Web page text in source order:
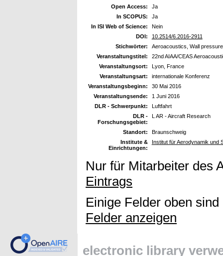
Open Access:
Ja
In SCOPUS:
Ja
In ISI Web of Science:
Nein
DOI:
10.2514/6.2016-2911
Stichwörter:
Aeroacoustics, Wall
Veranstaltungstitel:
22nd AIAA/CEAS
Veranstaltungsort:
Lyon, France
Veranstaltungsart:
internationale Konferenz
Veranstaltungsbeginn:
30 Mai 2016
Veranstaltungsende:
1 Juni 2016
DLR - Schwerpunkt:
Luftfahrt
DLR -
Forschungsgebiet:
L AR - Aircraft Research
Standort:
Braunschweig
Institute &
Einrichtungen:
Institut für Aerodynamik und
Nur für Mitarbeiter des
Eintrags
Einige Felder oben
Felder anzeigen
electronic library